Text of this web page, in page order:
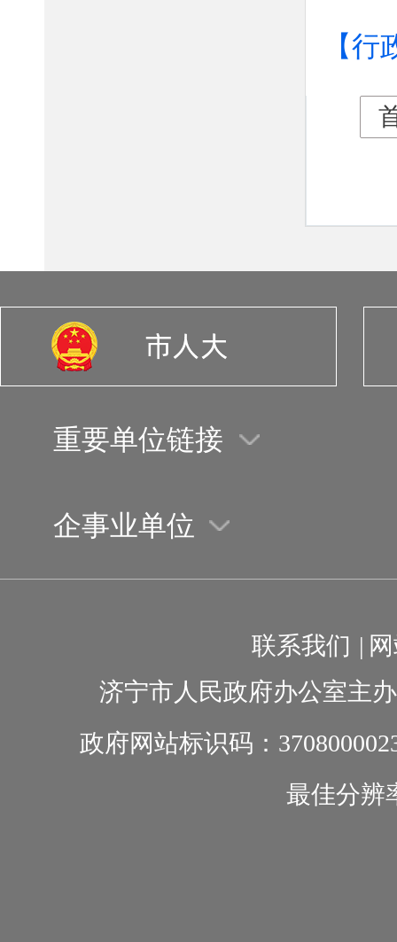
【
重要单位链接
企事业单位
联系我们 |
济宁市人民政府办公室主
政府网站标识码：
最佳分辨